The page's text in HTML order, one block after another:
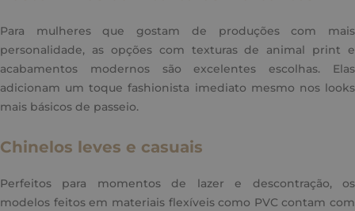
Para mulheres que gostam de produções com mais
personalidade, as opções com texturas de animal print e
acabamentos modernos são excelentes escolhas. Elas
adicionam um toque fashionista imediato mesmo nos looks
mais básicos de passeio.
Chinelos leves e casuais
Perfeitos para momentos de lazer e descontração, os
modelos feitos em materiais flexíveis como PVC contam com